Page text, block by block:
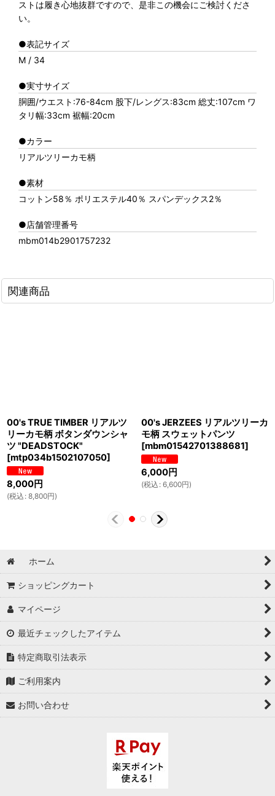
ストは履き心地抜群ですので、是非この機会にご検討くださ
い。
●表記サイズ
M / 34
●実寸サイズ
胴囲/ウエスト:76-84cm 股下/レングス:83cm 総丈:107cm ワ
タリ幅:33cm 裾幅:20cm
●カラー
リアルツリーカモ柄
●素材
コットン58％ ポリエステル40％ スパンデックス2％
●店舗管理番号
mbm014b2901757232
関連商品
00's TRUE TIMBER リアルツ
リーカモ柄 ボタンダウンシャ
ツ "DEADSTOCK"
[mtp034b1502107050]
8,000円
(税込 : 8,800円)
00's JERZEES リアルツリーカ
モ柄 スウェットパンツ
[mbm01542701388681]
6,000円
(税込 : 6,600円)
ホーム
ショッピングカート
マイページ
最近チェックしたアイテム
特定商取引法表示
ご利用案内
お問い合わせ